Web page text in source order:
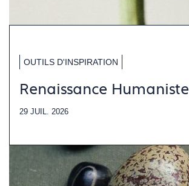
OUTILS D'INSPIRATION
Renaissance Humaniste
29 JUIL. 2026